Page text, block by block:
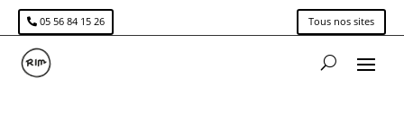
05 56 84 15 26 Tous nos sites